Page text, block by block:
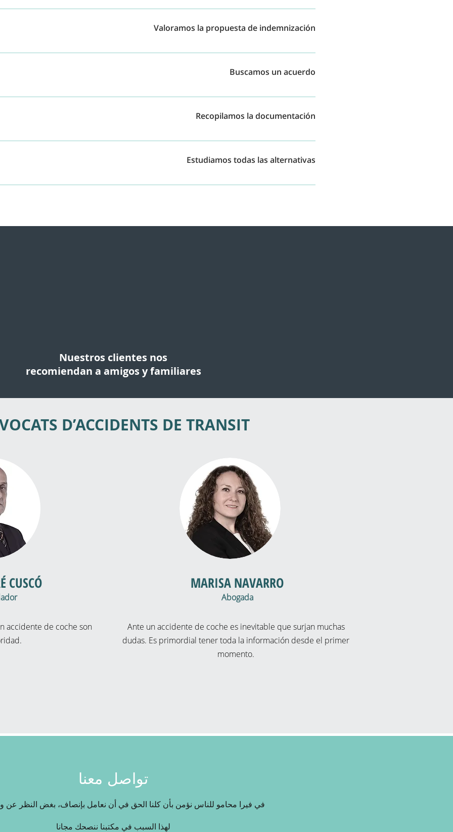
y te damos la viabilidad de tu caso en 24h. Y, en menos de 7 días nos pondremos
Valoramos la propuesta de indemnización
y, si la indemnización de la aseguradora es inferior a lo que creemos justo o si no
Buscamos un acuerdo
de Personas, el 96,8% de nuestros casos se resuelven en menos de 90 días, pero si
Recopilamos la documentación
los documentos necesarios para que podamos tramitar tu indemnización y te
Estudiamos todas las alternativas
la mejor estrategia para conseguir lo que te mereces. Te acompañamos en
Nuestros clientes nos
recomiendan a amigos y familiares
D’ACCIDENTS DE TRANSIT
CUSCÓ
accidente de coche son
MARISA NAVARRO
Abogada
Ante un accidente de coche es inevitable que surjan muchas
dudas. Es primordial tener toda la información desde el primer
momento.
تواصل معنا
في فيرا محامو للناس نؤمن بأن كلنا الحق في أن نعامل بإنصاف، بغض النظر عن
لهذا السبب في مكتبنا ننصحك مجانا